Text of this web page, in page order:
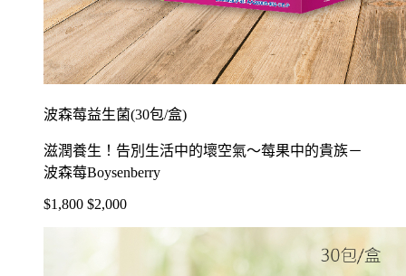
波森莓益生菌(30包/盒)
滋潤養生！告別生活中的壞空氣～莓果中的貴族－
波森莓Boysenberry
$1,800 $2,000